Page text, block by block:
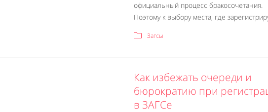
официальный процесс бракосочетания.
Поэтому к выбору места, где
Загсы
Как избежать очереди и
бюрократию при
в ЗАГСе